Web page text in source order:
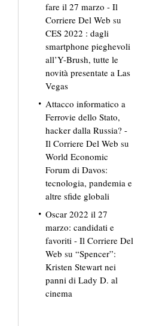
fare il 27 marzo - Il
Corriere Del Web su
CES 2022 : dagli
smartphone pieghevoli
all’Y-Brush, tutte le
novità presentate a Las
Vegas
Attacco informatico a
Ferrovie dello Stato,
hacker dalla Russia? -
Il Corriere Del Web su
World Economic
Forum di Davos:
tecnologia, pandemia e
altre sfide globali
Oscar 2022 il 27
marzo: candidati e
favoriti - Il Corriere Del
Web su “Spencer”:
Kristen Stewart nei
panni di Lady D. al
cinema